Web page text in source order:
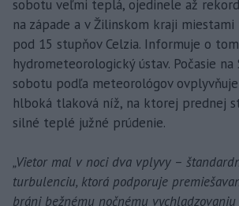
sobotu veľmi teplá, ojedinele až
na západe a v Žilinskom kraji
pod 15 stupňov Celzia. Informuje o
hydrometeorologický ústav. Počasie na
sobotu podľa meteorológov
hlboká tlaková níž, na ktorej prednej
silné teplé južné prúdenie.
„Vietor mal v noci dva vplyvy –
turbulenciu, ktorá podporuje
bráni bežnému nočnému